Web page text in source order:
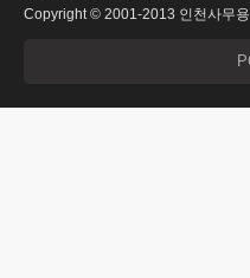
Copyright © 2001-2013 인천사무